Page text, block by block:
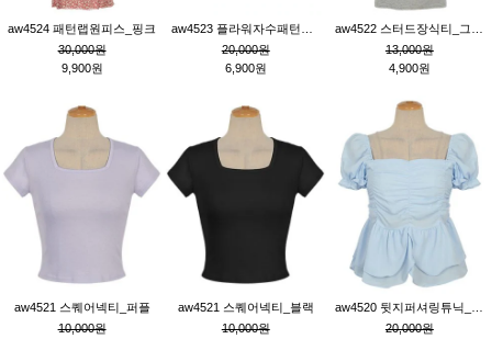
aw4524 패턴랩원피스_핑크
30,000원
9,900원
20,000원
6,900원
13,000원
4,900원
aw4521 스퀘어넥티_퍼플
10,000원
aw4521 스퀘어넥티_블랙
10,000원
20,000원